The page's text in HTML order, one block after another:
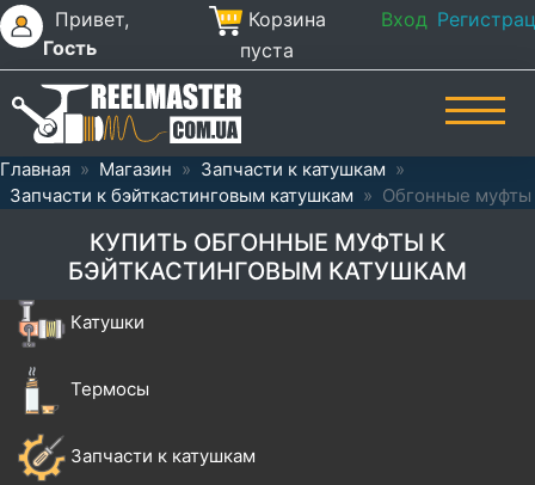
Привет,
Гость
Корзина
пуста
Вход
Главная » Магазин » Запчасти к катушкам »
Запчасти к бэйткастинговым катушкам » Обгонные муфты
КУПИТЬ ОБГОННЫЕ МУФТЫ К
БЭЙТКАСТИНГОВЫМ КАТУШКАМ
Катушки
Термосы
Запчасти к катушкам